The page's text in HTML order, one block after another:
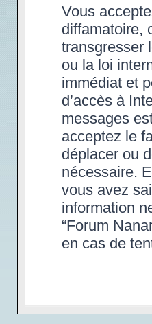
Vous
diffamatoire,
transgresser
ou la loi
immédiat et
d’accès à
messages
acceptez le
déplacer ou
nécessaire.
vous avez
information
“Forum
en cas de